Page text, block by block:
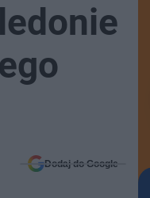
Dodaj do Google